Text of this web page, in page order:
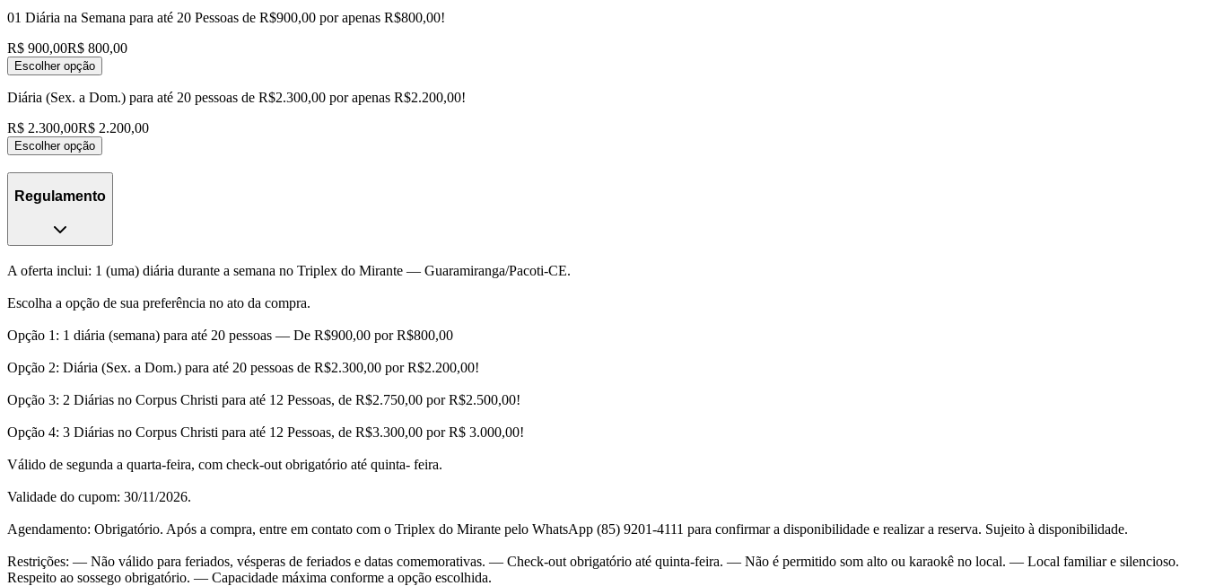
01 Diária na Semana para até 20 Pessoas de R$900,00 por apenas R$800,00!
R$ 900,00R$ 800,00
Escolher opção
Diária (Sex. a Dom.) para até 20 pessoas de R$2.300,00 por apenas R$2.200,00!
R$ 2.300,00R$ 2.200,00
Escolher opção
Regulamento
A oferta inclui: 1 (uma) diária durante a semana no Triplex do Mirante — Guaramiranga/Pacoti-CE.
Escolha a opção de sua preferência no ato da compra.
Opção 1: 1 diária (semana) para até 20 pessoas — De R$900,00 por R$800,00
Opção 2: Diária (Sex. a Dom.) para até 20 pessoas de R$2.300,00 por R$2.200,00!
Opção 3: 2 Diárias no Corpus Christi para até 12 Pessoas, de R$2.750,00 por R$2.500,00!
Opção 4: 3 Diárias no Corpus Christi para até 12 Pessoas, de R$3.300,00 por R$ 3.000,00!
Válido de segunda a quarta-feira, com check-out obrigatório até quinta- feira.
Validade do cupom: 30/11/2026.
Agendamento: Obrigatório. Após a compra, entre em contato com o Triplex do Mirante pelo WhatsApp (85) 9201-4111 para confirmar a disponibilidade e realizar a reserva. Sujeito à disponibilidade.
Restrições: — Não válido para feriados, vésperas de feriados e datas comemorativas. — Check-out obrigatório até quinta-feira. — Não é permitido som alto ou karaokê no local. — Local familiar e silencioso.
Respeito ao sossego obrigatório. — Capacidade máxima conforme a opção escolhida.